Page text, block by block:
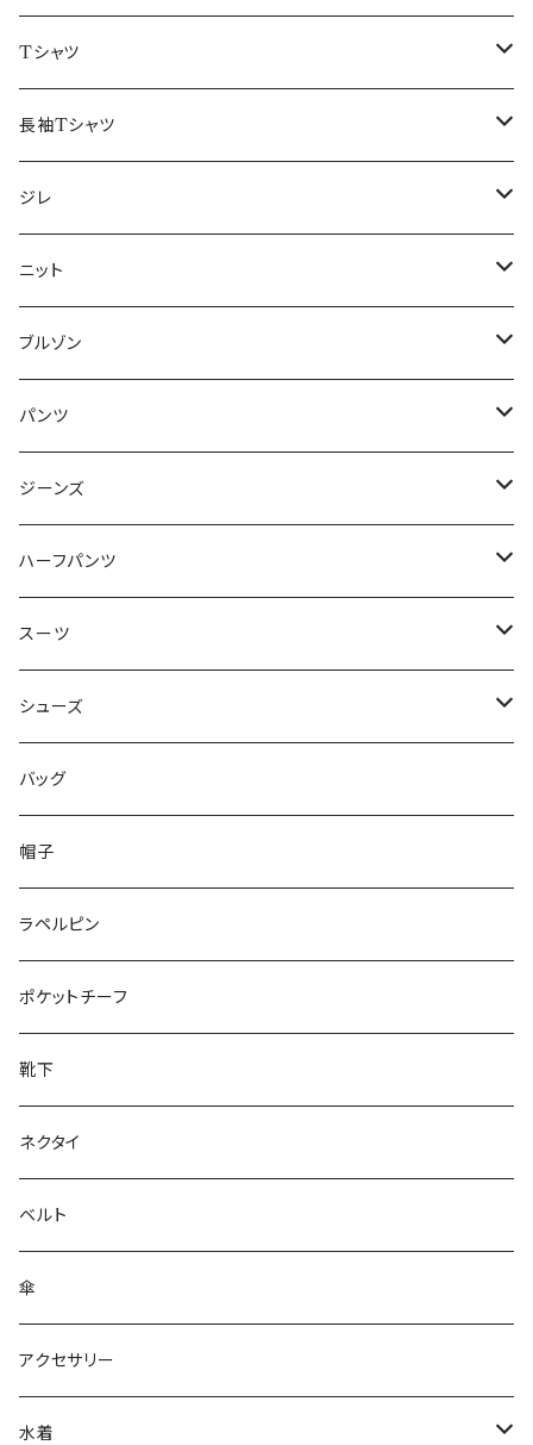
50/XL～
48/L
50/XL～
46/M
48/L
50/XL～
～44/S
46/M
48/L
50/XL～
Tシャツ
～44/S
46/M
48/L
50/XL～
長袖Tシャツ
～44/S
46/M
48/L
50/XL～
ジレ
～44/S
46/M
48/L
50/XL～
ニット
～44/S
46/M
48/L
50/XL～
ブルゾン
～44/S
46/M
48/L
50/XL～
パンツ
～44/S
46/M
48/L
50/XL～
ジーンズ
～44/S
46/M
48/L
50/XL～
ハーフパンツ
～44/S
46/M
48/L
50/XL～
スーツ
～44/S
46/M
48/L
50/XL～
シューズ
～25.5cm
26cm～
27cm～
28cm～
バッグ
帽子
ラペルピン
ポケットチーフ
靴下
ネクタイ
ベルト
傘
アクセサリー
水着